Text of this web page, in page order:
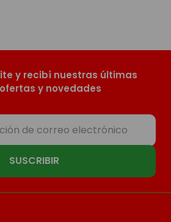
y recibí nuestras últimas
ofertas y novedades
SUSCRIBIR